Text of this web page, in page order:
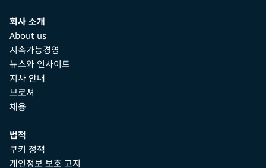
회사 소개
About us
지속가능경영
뉴스와 인사이트
지사 안내
브로셔
채용
법적
쿠키 정책
개인정보 보호 고지